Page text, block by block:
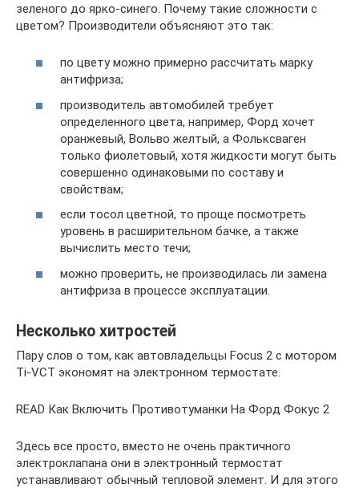
зеленого до ярко-синего. Почему такие сложности с
цветом? Производители объясняют это так:
по цвету можно примерно рассчитать марку
антифриза;
производитель автомобилей требует
определенного цвета, например, Форд хочет
оранжевый, Вольво желтый, а Фольксваген
только фиолетовый, хотя жидкости могут быть
совершенно одинаковыми по составу и
свойствам;
если тосол цветной, то проще посмотреть
уровень в расширительном бачке, а также
вычислить место течи;
можно проверить, не производилась ли замена
антифриза в процессе эксплуатации.
Несколько хитростей
Пару слов о том, как автовладельцы Focus 2 с мотором
Ti-VCT экономят на электронном термостате.
READ Как Включить Противотуманки На Форд Фокус 2
Здесь все просто, вместо не очень практичного
электроклапана они в электронный термостат
устанавливают обычный тепловой элемент. И для этого